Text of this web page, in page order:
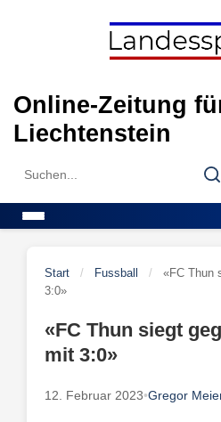
Online-Zeitung
Liechtenstein
Search
Start / Fussball /
«FC Thun
3:0»
«FC Thun siegt
mit 3:0»
12. Februar 2023•Gregor